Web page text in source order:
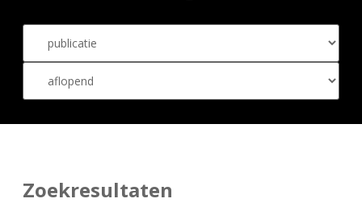
Zoekresultaten